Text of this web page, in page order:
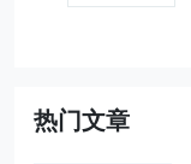
热门文章